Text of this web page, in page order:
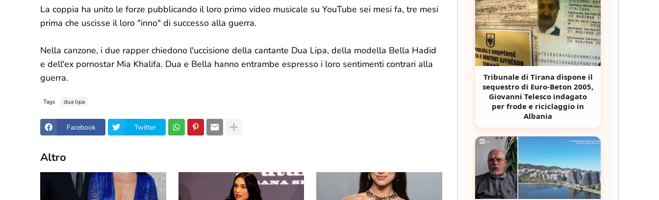
La coppia ha unito le forze pubblicando il loro primo video musicale su YouTube sei mesi fa, tre mesi
prima che uscisse il loro "inno" di successo alla guerra.
Nella canzone, i due rapper chiedono l'uccisione della cantante Dua Lipa, della modella Bella Hadid
e dell'ex pornostar Mia Khalifa. Dua e Bella hanno entrambe espresso i loro sentimenti contrari alla
guerra.
Tags dua lipa
Facebook Twitter
Altro
Tribunale di Tirana dispone il
sequestro di Euro-Beton 2005,
Giovanni Telesco indagato
per frode e riciclaggio in
Albania